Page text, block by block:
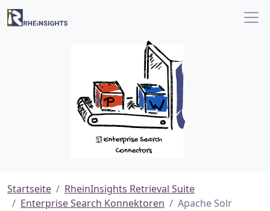
Startseite
RheinInsights Retrieval Suite
Enterprise Search Konnektoren
Apache Solr